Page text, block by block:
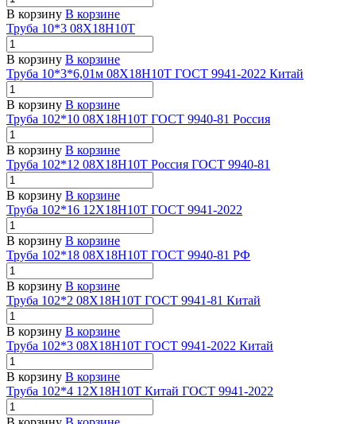
В корзину В корзине
Труба 10*3 08Х18Н10Т
В корзину В корзине
Труба 10*3*6,01м 08Х18Н10Т ГОСТ 9941-2022 Китай
В корзину В корзине
Труба 102*10 08Х18Н10Т ГОСТ 9940-81 Россия
В корзину В корзине
Труба 102*12 08Х18Н10Т Россия ГОСТ 9940-81
В корзину В корзине
Труба 102*16 12Х18Н10Т ГОСТ 9941-2022
В корзину В корзине
Труба 102*18 08Х18Н10Т ГОСТ 9940-81 РФ
В корзину В корзине
Труба 102*2 08Х18Н10Т ГОСТ 9941-81 Китай
В корзину В корзине
Труба 102*3 08Х18Н10Т ГОСТ 9941-2022 Китай
В корзину В корзине
Труба 102*4 12Х18Н10Т Китай ГОСТ 9941-2022